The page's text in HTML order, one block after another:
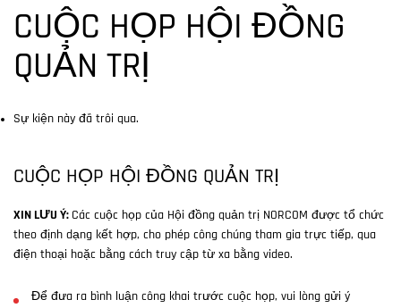
CUỘC HỌP HỘI ĐỒNG
QUẢN TRỊ
Sự kiện này đã trôi qua.
CUỘC HỌP HỘI ĐỒNG QUẢN TRỊ
XIN LƯU Ý: Các cuộc họp của Hội đồng quản trị NORCOM được tổ chức
theo định dạng kết hợp, cho phép công chúng tham gia trực tiếp, qua
điện thoại hoặc bằng cách truy cập từ xa bằng video.
Để đưa ra bình luận công khai trước cuộc họp, vui lòng gửi ý